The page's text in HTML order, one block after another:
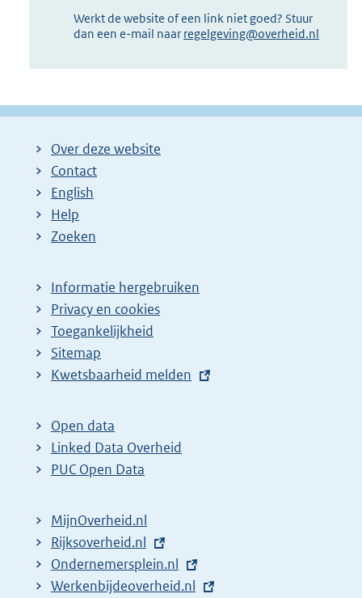
Werkt de website of een link niet goed? Stuur
dan een e-mail naar regelgeving@overheid.nl
Over deze website
Contact
English
Help
Zoeken
Informatie hergebruiken
Privacy en cookies
Toegankelijkheid
Sitemap
E
t
e
r
l
i
n
k
Kwetsbaarheid melden
Open data
Linked Data Overheid
PUC Open Data
MijnOverheid.nl
E
x
t
Rijksoverheid.nl
E
x
Ondernemersplein.nl
E
Werkenbijdeoverheid.nl